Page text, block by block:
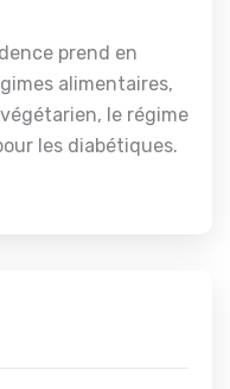
prend en
alimentaires,
le régime
les diabétiques.